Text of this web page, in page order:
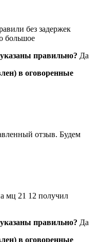
без задержек
большое
правильно? Да
в оговоренные
отзыв. Будем
мц 21 12 получил
правильно? Да
в оговоренные